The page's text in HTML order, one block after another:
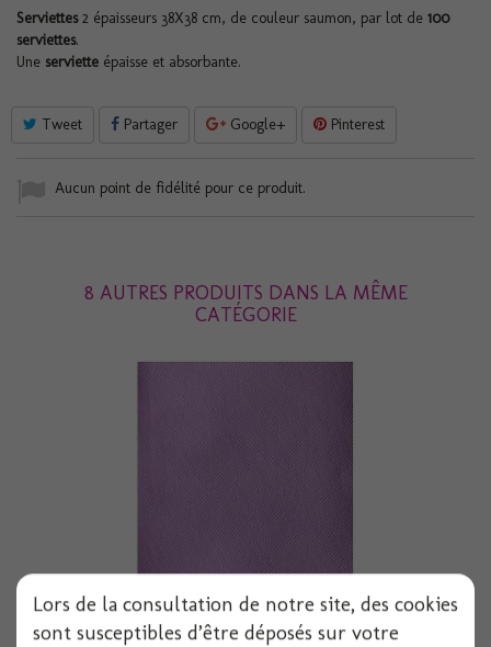
Serviettes2 épaisseurs 38X38 cm, de couleur saumon, par lot de 100
serviettes.
Une serviette épaisse et absorbante.
Tweet Partager Google+ Pinterest
Aucun point de fidélité pour ce produit.
8 AUTRES PRODUITS DANS LA MÊME
CATÉGORIE
Serviette voie seche 40x40 cm parme x50
Lors de la consultation de notre site, des cookies
sont susceptibles d’être déposés sur votre